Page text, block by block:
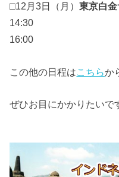
□12月3日（月）東京白
14:30
16:00
この他の日程はこちらか
ぜひお目にかかりたいで